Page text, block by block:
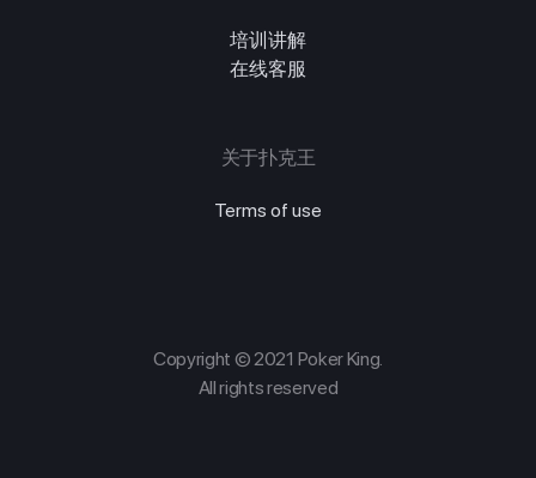
培训讲解
在线客服
关于扑克王
Terms of use
Copyright © 2021 Poker King.
All rights reserved